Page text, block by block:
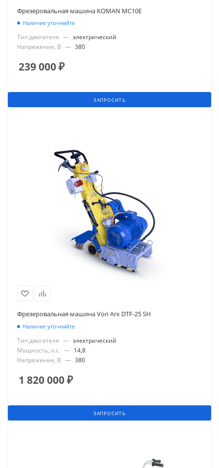
Фрезеровальная машина KOMAN MC10E
Наличие уточняйте
Тип двигателя — электрический
Напряжение, В — 380
239 000₽
ЗАПРОСИТЬ
Фрезеровальная машина Von Arx DTF-25 SH
Наличие уточняйте
Тип двигателя — электрический
Мощность, л.с. — 14,8
Напряжение, В — 380
1 820 000₽
ЗАПРОСИТЬ